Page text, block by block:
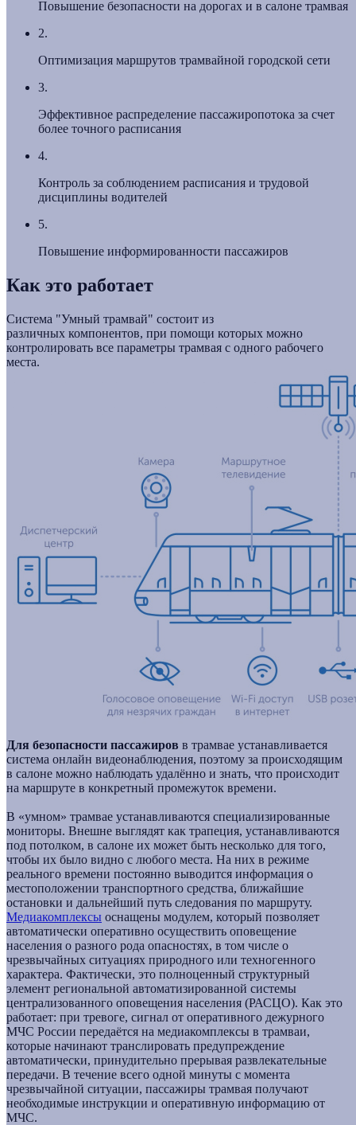
Повышение безопасности на дорогах и в салоне трамвая
2.
Оптимизация маршрутов трамвайной городской сети
3.
Эффективное распределение пассажиропотока за счет
более точного расписания
4.
Контроль за соблюдением расписания и трудовой
дисциплины водителей
5.
Повышение информированности пассажиров
Как это работает
Система "Умный трамвай" состоит из
различных компонентов, при помощи которых можно
контролировать все параметры трамвая с одного рабочего
места.
Для безопасности пассажиров в трамвае устанавливается
система онлайн видеонаблюдения, поэтому за происходящим
в салоне можно наблюдать удалённо и знать, что происходит
на маршруте в конкретный промежуток времени.
В «умном» трамвае устанавливаются специализированные
мониторы. Внешне выглядят как трапеция, устанавливаются
под потолком, в салоне их может быть несколько для того,
чтобы их было видно с любого места. На них в режиме
реального времени постоянно выводится информация о
местоположении транспортного средства, ближайшие
остановки и дальнейший путь следования по маршруту.
Медиакомплексы оснащены модулем, который позволяет
автоматически оперативно осуществить оповещение
населения о разного рода опасностях, в том числе о
чрезвычайных ситуациях природного или техногенного
характера. Фактически, это полноценный структурный
элемент региональной автоматизированной системы
централизованного оповещения населения (РАСЦО). Как это
работает: при тревоге, сигнал от оперативного дежурного
МЧС России передаётся на медиакомплексы в трамваи,
которые начинают транслировать предупреждение
автоматически, принудительно прерывая развлекательные
передачи. В течение всего одной минуты с момента
чрезвычайной ситуации, пассажиры трамвая получают
необходимые инструкции и оперативную информацию от
МЧС.